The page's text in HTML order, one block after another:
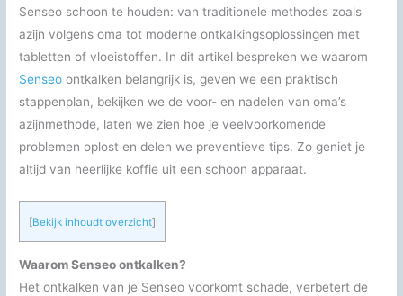
Senseo schoon te houden: van traditionele methodes zoals
azijn volgens oma tot moderne ontkalkingsoplossingen met
tabletten of vloeistoffen. In dit artikel bespreken we waarom
Senseo ontkalken belangrijk is, geven we een praktisch
stappenplan, bekijken we de voor- en nadelen van oma’s
azijnmethode, laten we zien hoe je veelvoorkomende
problemen oplost en delen we preventieve tips. Zo geniet je
altijd van heerlijke koffie uit een schoon apparaat.
[Bekijk inhoudt overzicht]
Waarom Senseo ontkalken?
Het ontkalken van je Senseo voorkomt schade, verbetert de